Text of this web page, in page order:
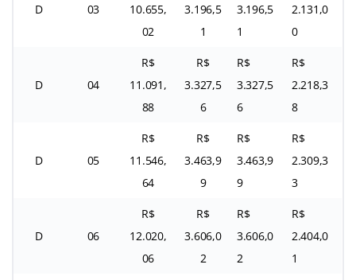
D 03
10.655,
02
3.196,5
1
3.196,5
1
2.131,0
0
D 04
R$
11.091,
88
R$
3.327,5
6
R$
3.327,5
6
R$
2.218,3
8
D 05
R$
11.546,
64
R$
3.463,9
9
R$
3.463,9
9
R$
2.309,3
3
D 06
R$
12.020,
06
R$
3.606,0
2
R$
3.606,0
2
R$
2.404,0
1